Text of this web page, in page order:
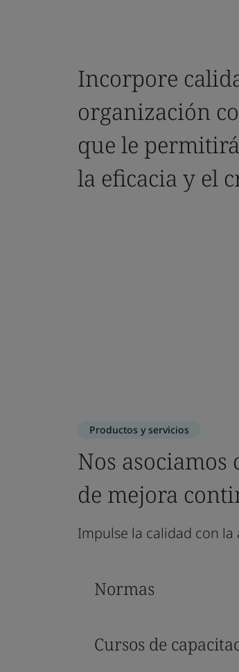
Incorpore
organización
que le
la eficacia y el
Productos y servicios
Nos
de mejora
Impulse la calidad con
Normas
Cursos de